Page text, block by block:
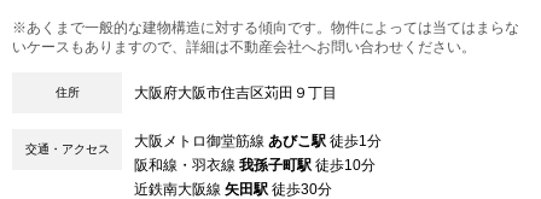
※あくまで一般的な建物構造に対する傾向です。物件によっては当てはまらな
いケースもありますので、詳細は不動産会社へお問い合わせください。
住所 大阪府大阪市住吉区苅田９丁目
交通・アクセス 大阪メトロ御堂筋線 あびこ駅 徒歩1分
阪和線・羽衣線 我孫子町駅 徒歩10分
近鉄南大阪線 矢田駅 徒歩30分